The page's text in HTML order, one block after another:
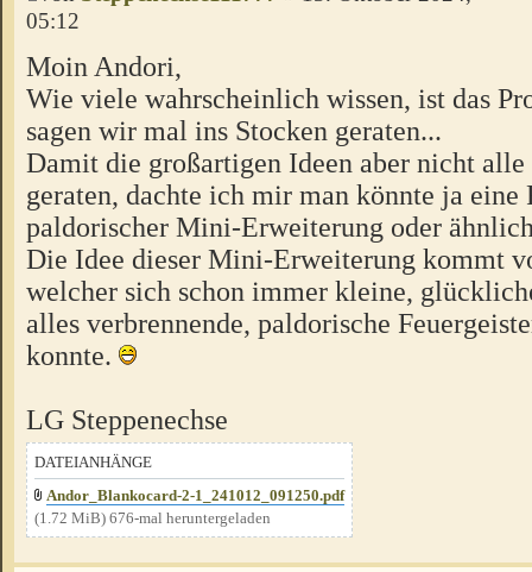
05:12
Moin Andori,
Wie viele wahrscheinlich wissen, ist das
sagen wir mal ins Stocken geraten...
Damit die großartigen Ideen aber nicht alle
geraten, dachte ich mir man könnte ja eine
paldorischer Mini-Erweiterung oder
Die Idee dieser Mini-Erweiterung kommt
welcher sich schon immer kleine,
alles verbrennende, paldorische
konnte.
LG Steppenechse
DATEIANHÄNGE
Andor_Blankocard-2-1_241012_091250.pdf
(1.72 MiB) 676-mal heruntergeladen